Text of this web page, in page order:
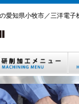
愛知県小牧市／三洋電子